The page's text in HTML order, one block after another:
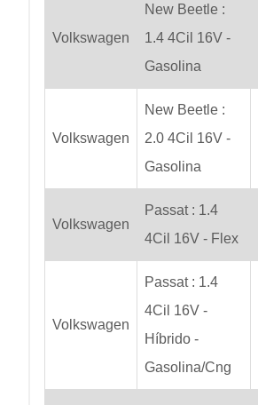
Volkswagen
New Beetle :
1.4 4Cil 16V -
Gasolina
Volkswagen
New Beetle :
2.0 4Cil 16V -
Gasolina
Volkswagen
Passat : 1.4
4Cil 16V - Flex
Volkswagen
Passat : 1.4
4Cil 16V -
Híbrido -
Gasolina/Cng